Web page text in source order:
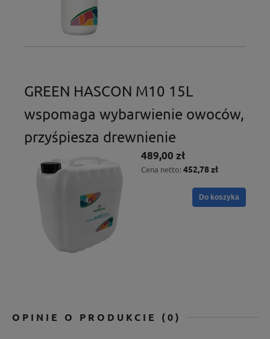
GREEN HASCON M10 15L
wspomaga wybarwienie owoców,
przyśpiesza drewnienie
489,00 zł
Cena netto: 452,78 zł
Do koszyka
OPINIE O PRODUKCIE (0)